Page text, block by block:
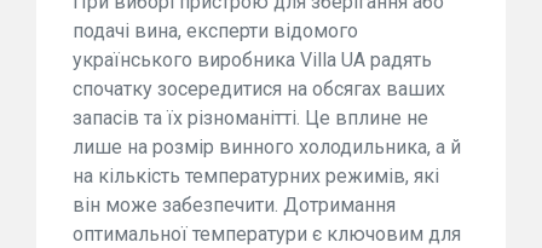
подачі вина, експерти відомого
українського виробника Villa UA радять
спочатку зосередитися на обсягах ваших
запасів та їх різноманітті. Це вплине не
лише на розмір винного холодильника, а й
на кількість температурних режимів, які
він може забезпечити. Дотримання
оптимальної температури є ключовим для